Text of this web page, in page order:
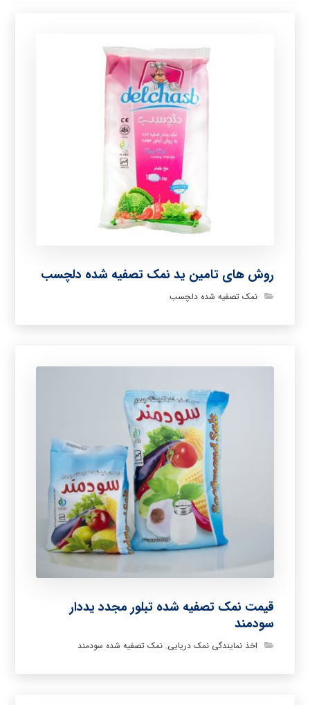
روش های تامین ید نمک تصفیه شده دلچسب
نمک تصفیه شده دلچسب
قیمت نمک تصفیه شده تبلور مجدد یددار
سودمند
اخذ نمایندگی نمک دریایی,نمک تصفیه شده سودمند